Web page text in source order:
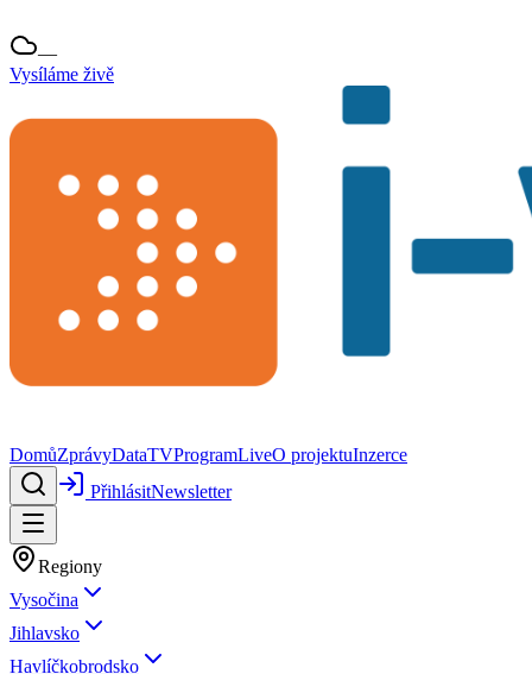
—
Vysíláme živě
DomůZprávyDataTVProgramLiveO projektuInzerce
PřihlásitNewsletter
Regiony
Vysočina
Jihlavsko
Havlíčkobrodsko